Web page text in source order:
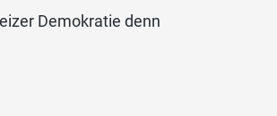
Demokratie denn